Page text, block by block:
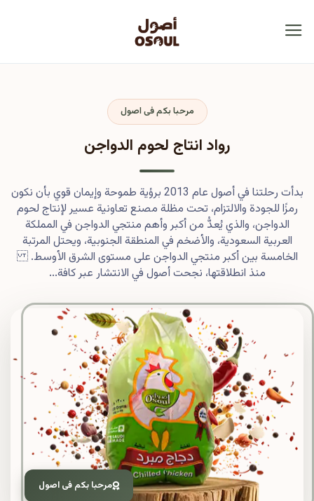
مرحبا بكم فى اصول
مرحبا بكم فى اصول
رواد انتاج لحوم الدواجن
بدأت رحلتنا في أصول عام 2013 برؤية طموحة وإيمان قوي بأن نكون
رمزًا للجودة والالتزام، تحت مظلة مصنع تعاونية عسير لإنتاج لحوم
الدواجن، والذي يُعدُّ من أكبر وأهم منتجي الدواجن في المملكة
العربية السعودية، والأضخم في المنطقة الجنوبية، ويحتل المرتبة
الخامسة بين أكبر منتجي الدواجن على مستوى الشرق الأوسط.
منذ انطلاقتها، نجحت أصول في الانتشار عبر كافة...